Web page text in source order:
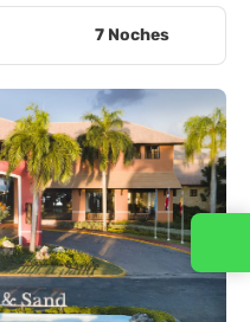
7 Noches